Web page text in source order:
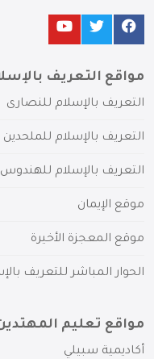
مواقع التعريف
التعريف بالإسلام للنصارى
التعريف بالإسلام للملحدين
التعريف بالإسلام للهندوس
موقع الإيمان
موقع المعجزة الأخيرة
الحوار المباشر للتعريف
مواقع تعليم
أكاديمية سبيلي